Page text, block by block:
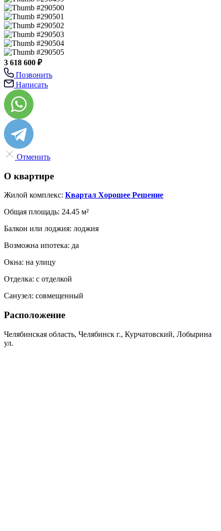
3 618 600 ₽
Позвонить
Написать
Отменить
О квартире
Жилой комплекс: Квартал Хорошее Решение
Общая площадь: 24.45 м²
Балкон или лоджия: лоджия
Возможна ипотека: да
Окна: на улицу
Отделка: с отделкой
Санузел: совмещенный
Расположение
Челябинская область, Челябинск г., Курчатовский, Лобырина
ул.